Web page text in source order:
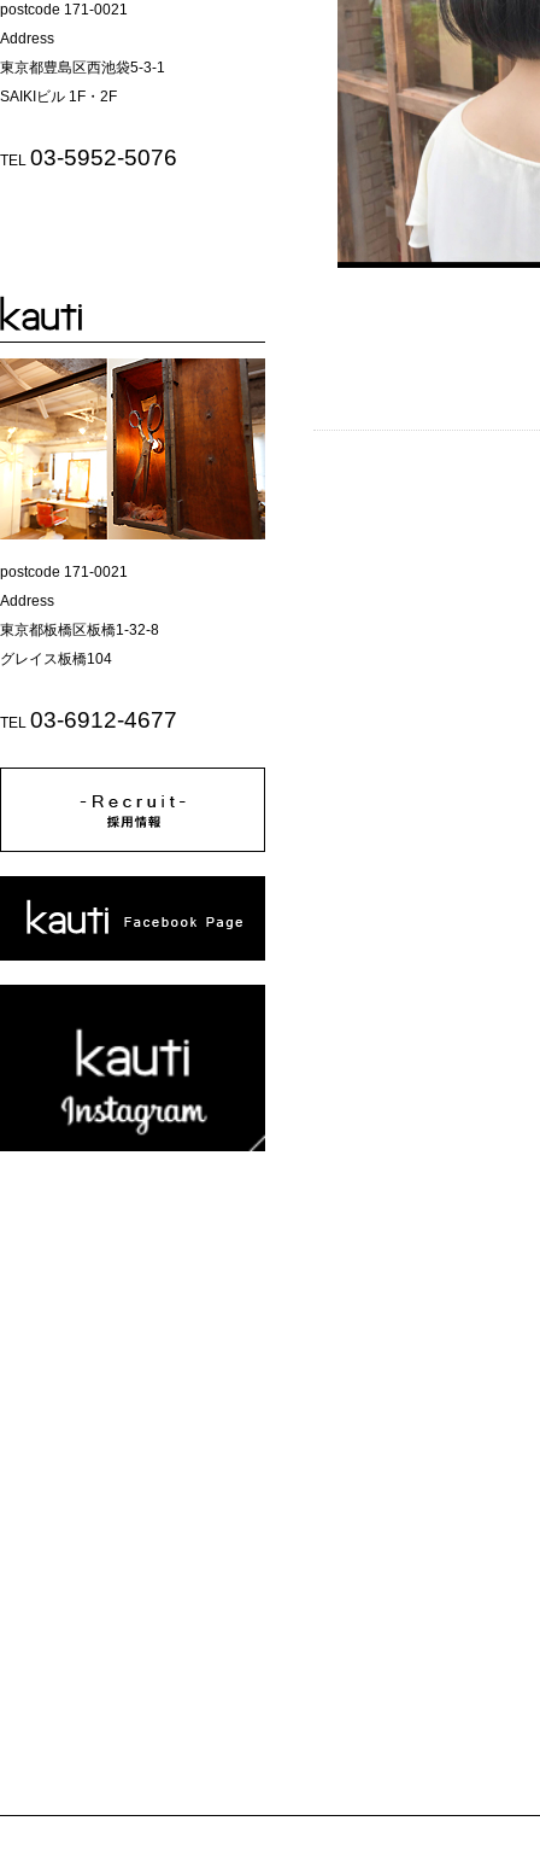
postcode 171-0021
Address
東京都豊島区西池袋5-3-1
SAIKIビル 1F・2F
TEL 03-5952-5076
postcode 171-0021
Address
東京都板橋区板橋1-32-8
グレイス板橋104
TEL 03-6912-4677